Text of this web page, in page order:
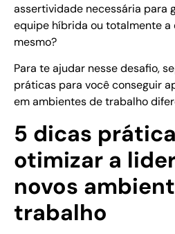
assertividade necessária para
equipe híbrida ou totalmente a
mesmo?
Para te ajudar nesse desafio,
práticas para você conseguir
em ambientes de trabalho
5 dicas
otimizar a
novos
trabalho